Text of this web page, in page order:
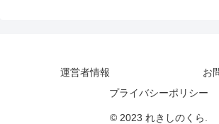
運営者情報
お
プライバシーポリシー
© 2023 れきしのくら.